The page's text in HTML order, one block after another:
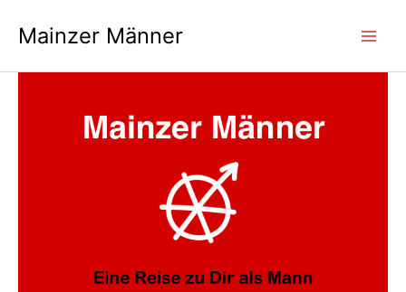
InhaltMainzer Männer